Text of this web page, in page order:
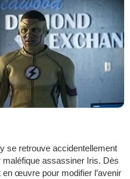
se retrouve accidentellement
assassiner Iris. Dès
en œuvre pour modifier l’avenir